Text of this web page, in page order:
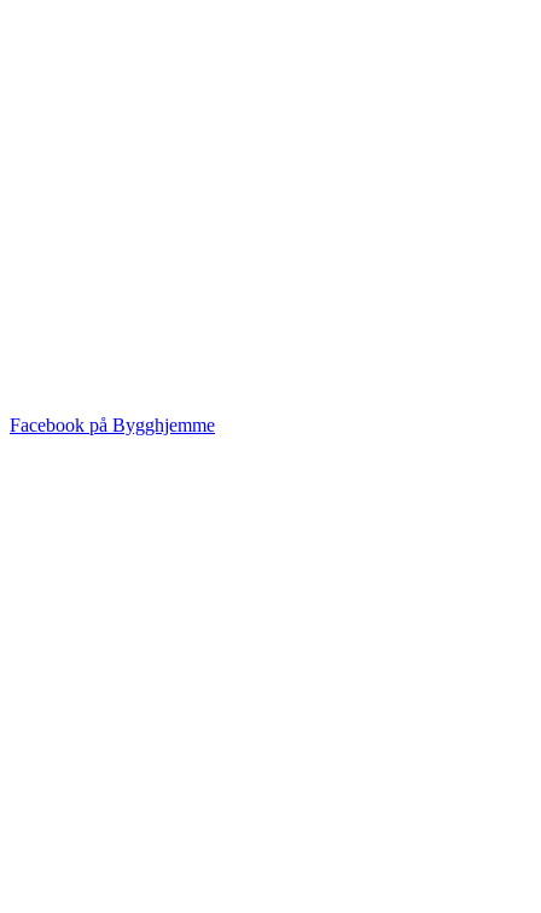
Facebook på Bygghjemme